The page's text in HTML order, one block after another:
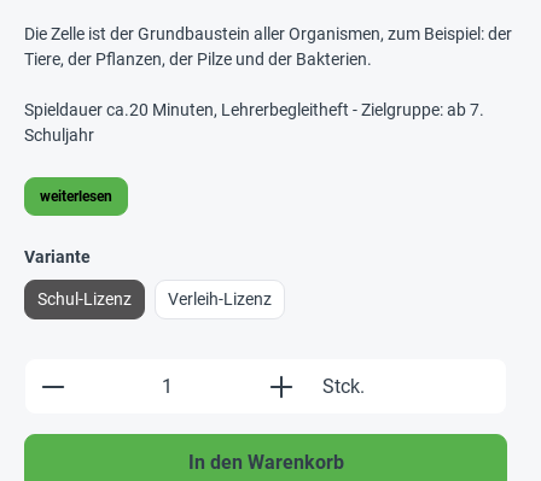
Die Zelle ist der Grundbaustein aller Organismen, zum Beispiel: der
Tiere, der Pflanzen, der Pilze und der Bakterien.
Spieldauer ca.20 Minuten, Lehrerbegleitheft - Zielgruppe: ab 7.
Schuljahr
weiterlesen
Variante
Schul-Lizenz Verleih-Lizenz
Produkt Anzahl: Gib den gewünschten
Stck.
In den Warenkorb